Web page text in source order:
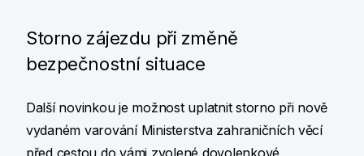
Storno zájezdu při změně
bezpečnostní situace
Další novinkou je možnost uplatnit storno při nově
vydaném varování Ministerstva zahraničních věcí
před cestou do vámi zvolené dovolenkové